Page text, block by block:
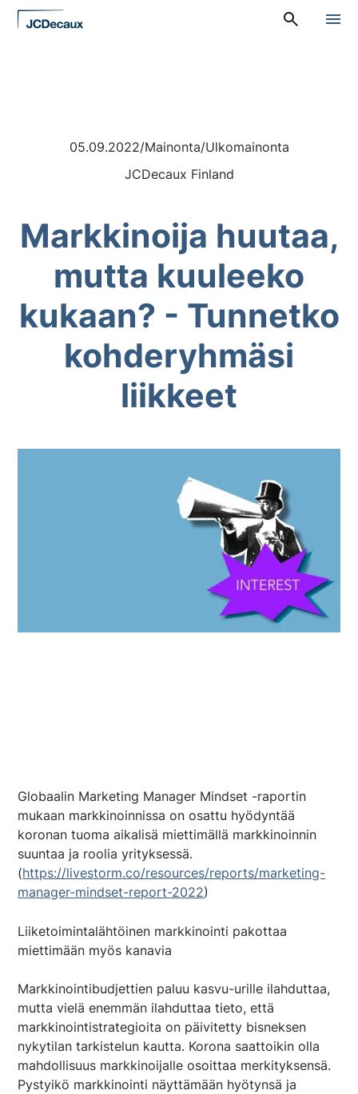
Siirry
suoraan
A
l
o
05.09.2022/Mainonta/Ulkomainonta
JCDecaux Finland
Markkinoija huutaa,
mutta kuuleeko
kukaan? - Tunnetko
kohderyhmäsi
liikkeet
Globaalin Marketing Manager Mindset -raportin
mukaan markkinoinnissa on osattu hyödyntää
koronan tuoma aikalisä miettimällä markkinoinnin
suuntaa ja roolia yrityksessä.
(https://livestorm.co/resources/reports/marketing-
manager-mindset-report-2022)
Liiketoimintalähtöinen markkinointi pakottaa
miettimään myös kanavia
Markkinointibudjettien paluu kasvu-urille ilahduttaa,
mutta vielä enemmän ilahduttaa tieto, että
markkinointistrategioita on päivitetty bisneksen
nykytilan tarkistelun kautta. Korona saattoikin olla
mahdollisuus markkinoijalle osoittaa merkityksensä.
Pystyikö markkinointi näyttämään hyötynsä ja